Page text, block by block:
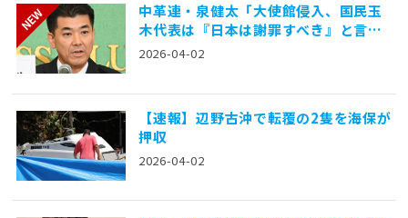
中革連・泉健太「大使館侵入、国民玉
木代表は『日本は謝罪すべき』と言う
が、過去中国も謝罪してない」
2026-04-02
【速報】辺野古沖で転覆の2隻を海保が
押収
2026-04-02